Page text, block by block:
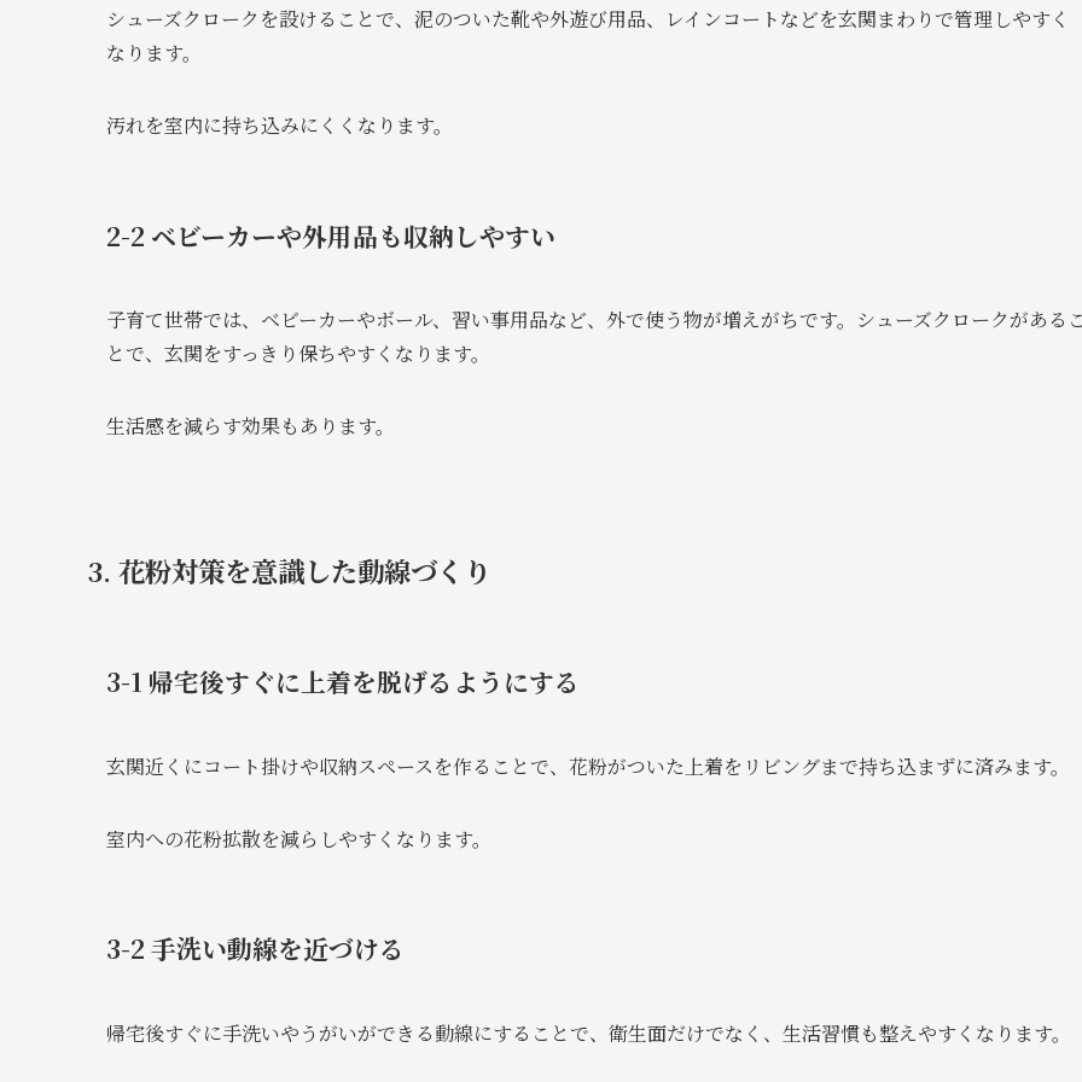
シューズクロークを設けることで、泥のついた靴や外遊び用品、レインコートなどを玄関まわりで管理しやすく
なります。
汚れを室内に持ち込みにくくなります。
2-2 ベビーカーや外用品も収納しやすい
子育て世帯では、ベビーカーやボール、習い事用品など、外で使う物が増えがちです。シューズクロークがある
とで、玄関をすっきり保ちやすくなります。
生活感を減らす効果もあります。
3. 花粉対策を意識した動線づくり
3-1 帰宅後すぐに上着を脱げるようにする
玄関近くにコート掛けや収納スペースを作ることで、花粉がついた上着をリビングまで持ち込まずに済みます。
室内への花粉拡散を減らしやすくなります。
3-2 手洗い動線を近づける
帰宅後すぐに手洗いやうがいができる動線にすることで、衛生面だけでなく、生活習慣も整えやすくなります。